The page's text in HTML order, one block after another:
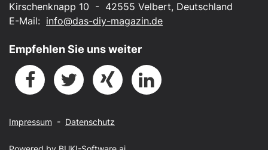
Kirschenknapp 10 - 42555 Velbert, Deutschland
E-Mail: info@das-diy-magazin.de
Empfehlen Sie uns weiter
Impressum - Datenschutz